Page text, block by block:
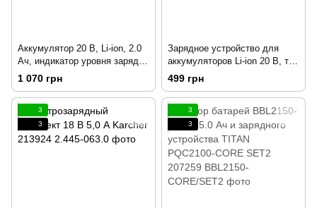
Аккумулятор 20 В, Li-ion, 2.0
Ач, индикатор уровня заряда
INTERTOOL WT-0340 203314
1 070 грн
Зарядное устройство для
аккумуляторов Li-ion 20 В, ток
заряда 2.0 А INTERTOOL WT-
0344 203456
499 грн
3
3
3
3